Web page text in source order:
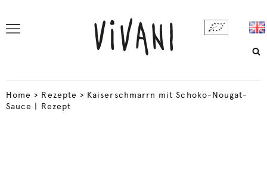
Home > Rezepte > Kaiserschmarrn mit Schoko-Nougat-
Sauce | Rezept